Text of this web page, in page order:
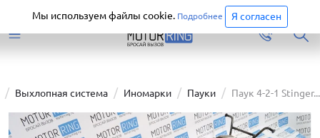
Перейти
Выхлопная система Иномарки Пауки Паук 4-2-1 Stinger...
Мы используем файлы cookie. Подробнее Я согласен